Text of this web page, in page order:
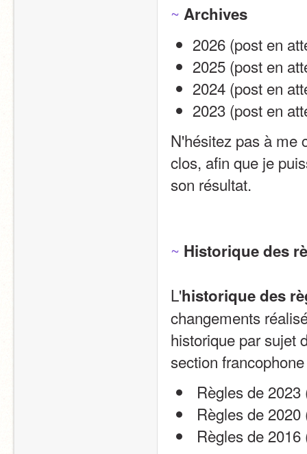
~ Archives
2026 (post en
2025 (post en
2024 (post en
2023 (post en
N'hésitez pas à me
clos, afin que je
son résultat.
~ Historique des
L'historique des
changements
historique par sujet
section
Règles de 2023
Règles de 2020
Règles de 2016